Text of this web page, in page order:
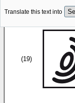
Translate this text into
(19)